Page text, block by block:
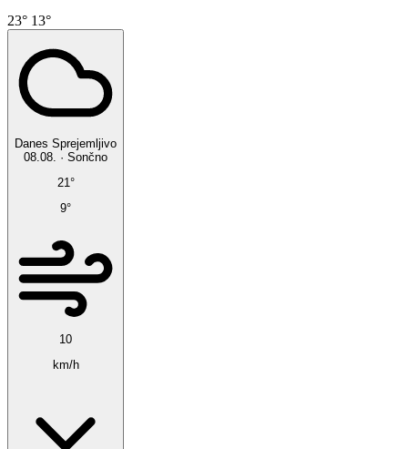
23° 13°
Danes Sprejemljivo
08.08. · Sončno
21°
9°
10
km/h